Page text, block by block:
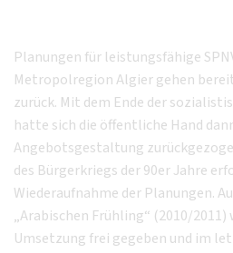
Planungen für leistungsfähige
Metropolregion Algier gehen
zurück. Mit dem Ende der
hatte sich die öffentliche Hand
Angebotsgestaltung
des Bürgerkriegs der 90er Jahre
Wiederaufnahme der Planungen.
„Arabischen Frühling“ (2010/
Umsetzung frei gegeben und im